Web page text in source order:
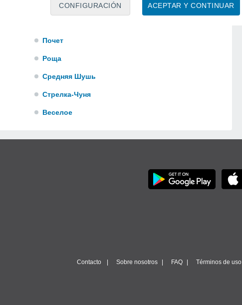
ACEPTAR Y CONTINUAR
CONFIGURACIÓN
Курыш
Почет
Роща
Средняя Шушь
Стрелка-Чуня
Веселое
Contacto Sobre nosotros FAQ Términos de uso